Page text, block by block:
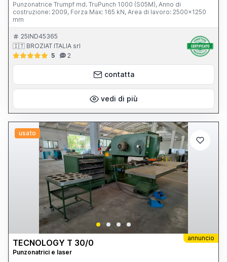
Punzonatrice Trumpf md. TruPunch 1000 (S05M), Anno di
costruzione: 2009, Forza Max: 165 kN, Area di lavoro: 2500x1250
mm
25IND45365
🇮🇹 BROZIAT ITALIA srl
5
2
contatta
vedi di più
usato
annuncio
TECNOLOGY T 30/0
Punzonatrici e laser